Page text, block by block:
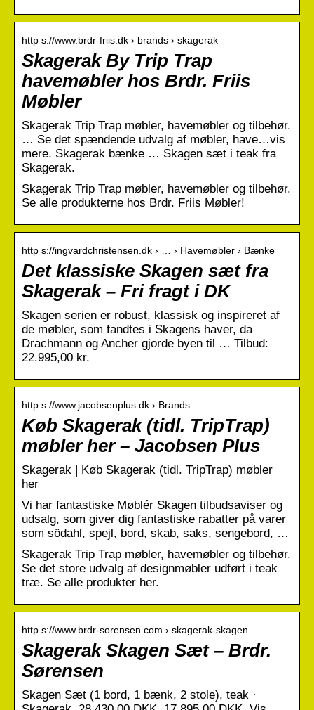
http s://www.brdr-friis.dk › brands › skagerak
Skagerak By Trip Trap
havemøbler hos Brdr. Friis
Møbler
Skagerak Trip Trap møbler, havemøbler og tilbehør.
… Se det spændende udvalg af møbler, have…vis
mere. Skagerak bænke … Skagen sæt i teak fra
Skagerak.
Skagerak Trip Trap møbler, havemøbler og tilbehør.
Se alle produkterne hos Brdr. Friis Møbler!
http s://ingvardchristensen.dk › … › Havemøbler › Bænke
Det klassiske Skagen sæt fra
Skagerak – Fri fragt i DK
Skagen serien er robust, klassisk og inspireret af
de møbler, som fandtes i Skagens haver, da
Drachmann og Ancher gjorde byen til … Tilbud:
22.995,00 kr.
http s://www.jacobsenplus.dk › Brands
Køb Skagerak (tidl. TripTrap)
møbler her – Jacobsen Plus
Skagerak | Køb Skagerak (tidl. TripTrap) møbler
her
Vi har fantastiske Møblér Skagen tilbudsaviser og
udsalg, som giver dig fantastiske rabatter på varer
som södahl, spejl, bord, skab, saks, sengebord, …
Skagerak Trip Trap møbler, havemøbler og tilbehør.
Se det store udvalg af designmøbler udført i teak
træ. Se alle produkter her.
http s://www.brdr-sorensen.com › skagerak-skagen
Skagerak Skagen Sæt – Brdr.
Sørensen
Skagen Sæt (1 bord, 1 bænk, 2 stole), teak ·